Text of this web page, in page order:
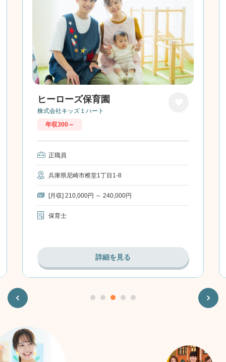
Previous
ヒーローズ保育園
株式会社キッズ１ハート
年収300～
正職員
兵庫県尼崎市椎堂1丁目1-8
[月収] 210,000円 ～ 240,000円
保育士
詳細を見る
Next